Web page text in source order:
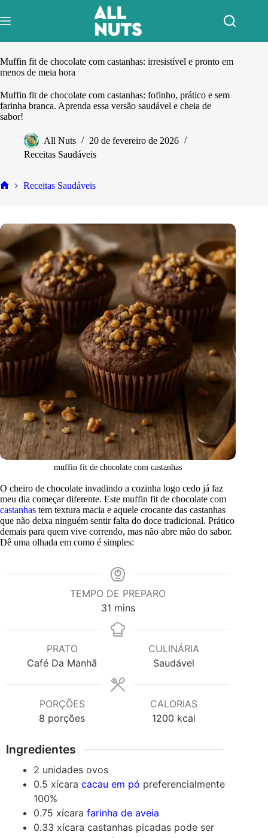
para
o
Muffin fit de chocolate com castanhas: irresistível e pronto em
menos de meia hora
Muffin fit de chocolate com castanhas: fofinho, prático e sem
farinha branca. Aprenda essa versão saudável e cheia de
sabor!
All Nuts
20 de fevereiro de 2026
Receitas Saudáveis
Receitas Saudáveis
muffin fit de chocolate com castanhas
O cheiro de chocolate invadindo a cozinha logo cedo já faz
meu dia começar diferente. Este muffin fit de chocolate com
castanhas tem textura macia e aquele crocante das castanhas
que não deixa ninguém sentir falta do doce tradicional. Prático
demais para quem vive correndo, mas não abre mão do sabor.
Dê uma olhada em como é simples:
TEMPO DE PREPARO
31minutes
mins
PRATO
Café Da Manhã
CULINÁRIA
Saudável
PORÇÕES
8 porções
CALORIAS
1200 kcal
Ingredientes
2 unidades ovos
0.5 xícara cacau em pó preferencialmente
100%
0.75 xícara farinha de aveia
0.33 xícara castanhas picadas pode ser